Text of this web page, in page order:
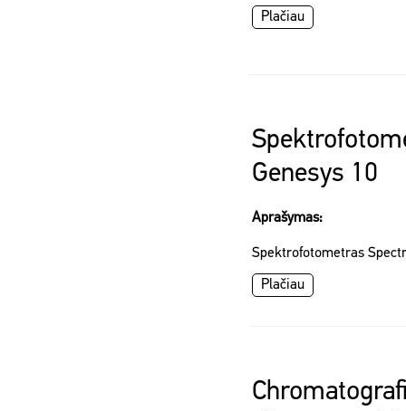
Plačiau
Genesys 10
Aprašymas:
Spektrofotometras
Plačiau